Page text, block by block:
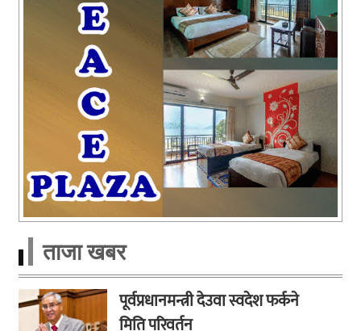
ताजा खबर
पूर्वप्रधानमन्त्री देउवा स्वदेश फर्कने
मिति परिवर्तन